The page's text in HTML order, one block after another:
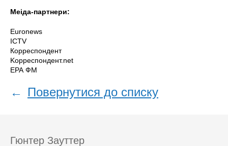
Меіда-партнери:
Euronews
ICTV
Корреспондент
Kорреспондент.net
ЕРА ФМ
← Повернутися до списку
Гюнтер Зауттер